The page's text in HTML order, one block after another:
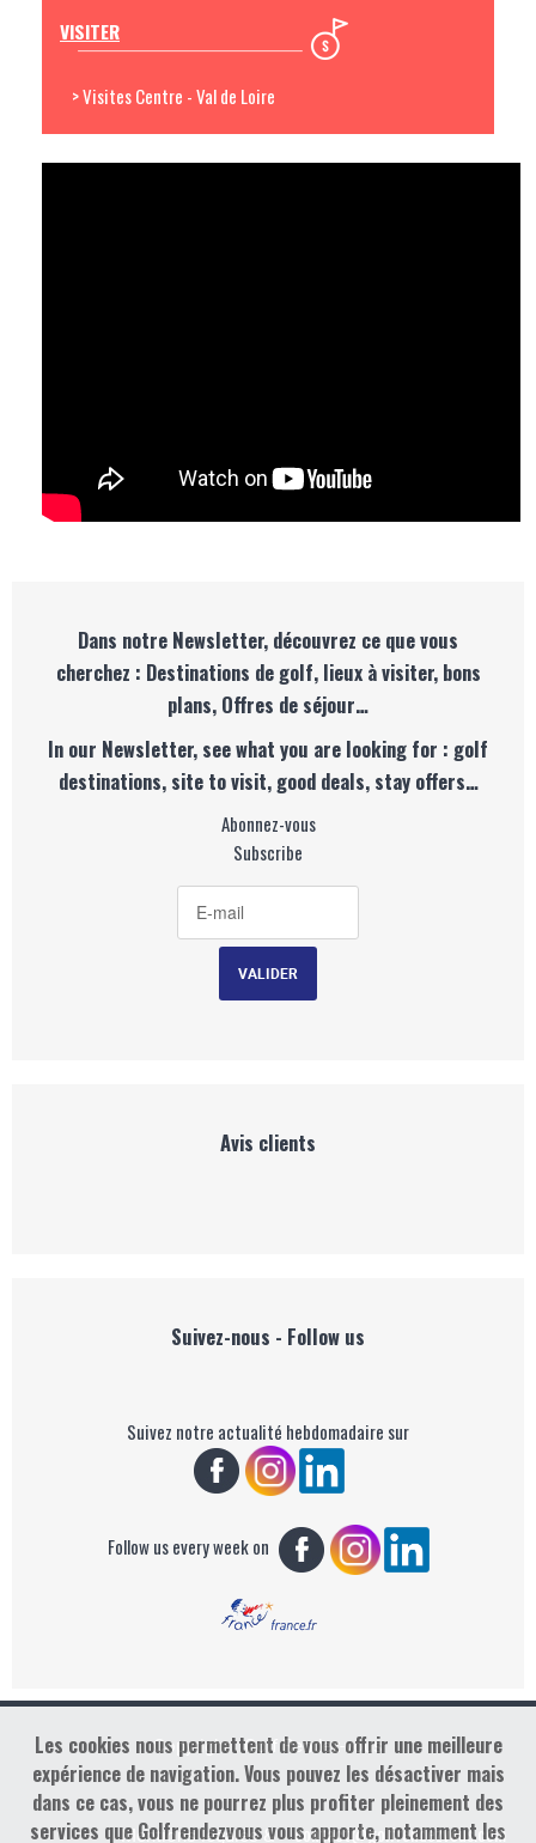
VISITER
> Visites Centre - Val de Loire
Dans notre Newsletter, découvrez ce que vous
cherchez : Destinations de golf, lieux à visiter, bons
plans, Offres de séjour…
In our Newsletter, see what you are looking for : golf
destinations, site to visit, good deals, stay offers…
Abonnez-vous
Subscribe
Avis clients
Suivez-nous - Follow us
Suivez notre actualité hebdomadaire sur
Follow us every week on
Copyright : Golf Rendez-vous
Mentions légales & contact@golfrendezvous.com
Les cookies nous permettent de vous offrir une meilleure
expérience de navigation. Vous pouvez les désactiver mais
dans ce cas, vous ne pourrez plus profiter pleinement des
services que Golfrendezvous vous apporte, notamment les